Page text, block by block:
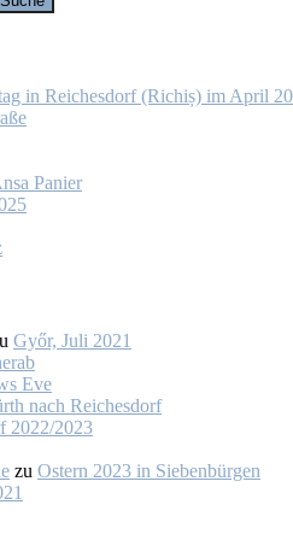
in Rei­ches­dorf (Ri­chiș) im April
Pa­nier
Győr, Ju­li 2021
Eve
nach Rei­ches­dorf
2022/2023
zu Os­tern 2023 in Sie­ben­bür­gen